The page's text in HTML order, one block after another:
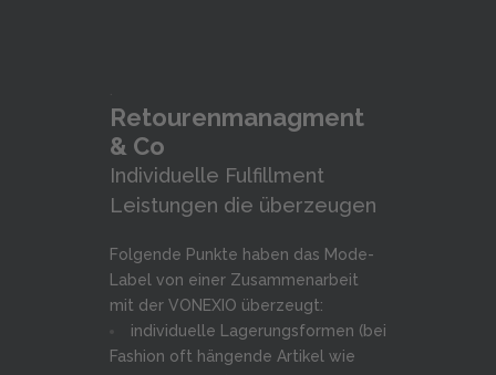
Retourenmanagment
& Co
Individuelle Fulfillment
Leistungen die überzeugen
Folgende Punkte haben das Mode-
Label von einer Zusammenarbeit
mit der VONEXIO überzeugt:
individuelle Lagerungsformen (bei
Fashion oft hängende Artikel wie